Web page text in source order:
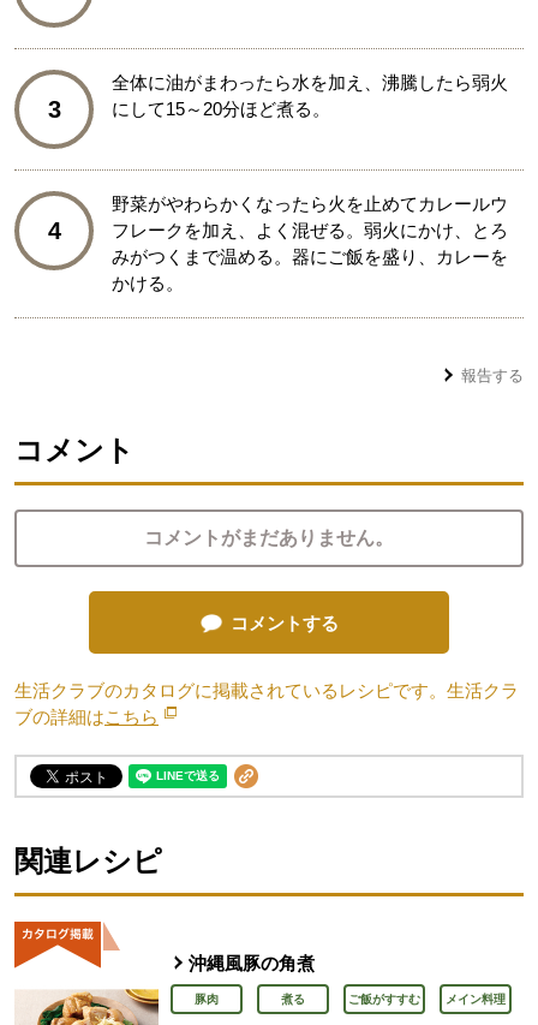
3
全体に油がまわったら水を加え、沸騰したら弱火
にして15～20分ほど煮る。
4
野菜がやわらかくなったら火を止めてカレールウ
フレークを加え、よく混ぜる。弱火にかけ、とろ
みがつくまで温める。器にご飯を盛り、カレーを
かける。
報告する
コメント
コメントがまだありません。
コメントする
生活クラブのカタログに掲載されているレシピです。生活クラ
ブの詳細はこちら 別のウィンドウで開きます。
関連レシピ
沖縄風豚の角煮
豚肉 煮る ご飯がすすむ メイン料理